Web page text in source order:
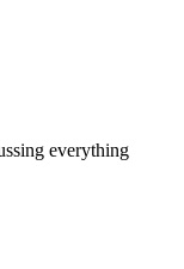
everything